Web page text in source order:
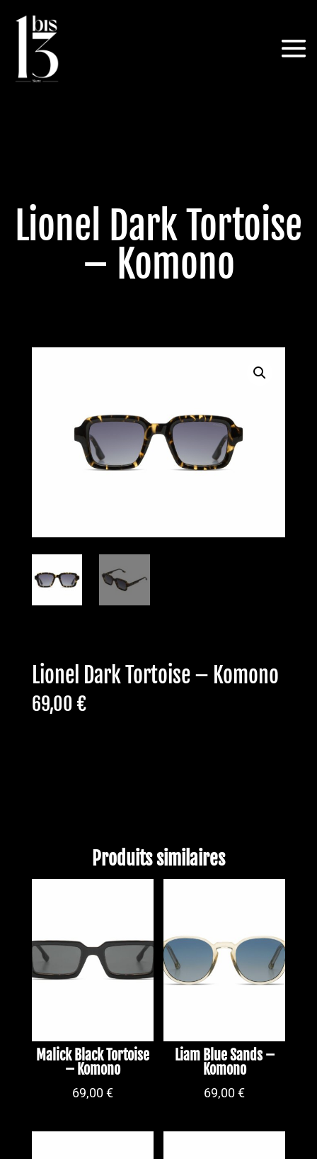
Lionel Dark Tortoise
– Komono
Lionel Dark Tortoise – Komono
69,00 €
Produits similaires
Malick Black Tortoise
– Komono
69,00€
Liam Blue Sands –
Komono
69,00€